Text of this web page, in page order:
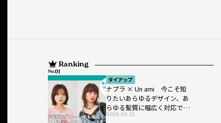
Ranking
タイアップ
ナプラ × Un ami 今こそ知
りたいあらゆるデザイン、あ
らゆる髪質に幅広く対応でき
るパーマ薬剤 ナプラ『ut-
2026.05.13
No.